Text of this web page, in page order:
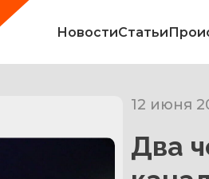
НовостиСтатьи
12 июня
Два